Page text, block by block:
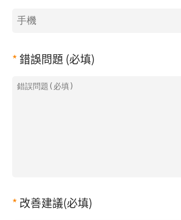
錯誤問題 (必填)
改善建議(必填)